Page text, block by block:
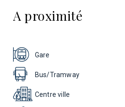
A proximité
Gare
Bus/Tramway
Centre ville